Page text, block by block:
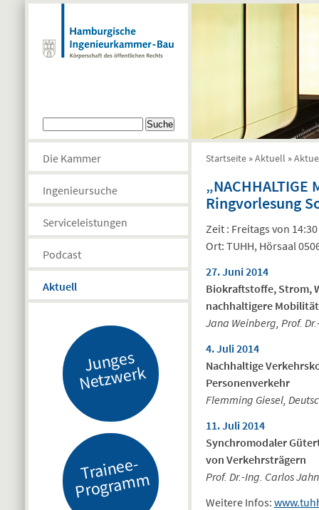
Direkt zum Inhalt
Suchformular
Die Kammer
Ingenieursuche
Serviceleistungen
Podcast
Aktuell
J
u
n
g
es
N
etz
w
er
k
Tr
ai
n
e
e-
Pr
o
gr
a
m
m
Startseite »Aktuell »
Ringvorlesung
Zeit : Freitags von
Ort: TUHH, Hörsaal
27. Juni 2014
Biokraftstoffe, Strom,
nachhaltigere
Jana Weinberg, Prof.
4. Juli 2014
Nachhaltige
Personenverkehr
Flemming Giesel,
11. Juli 2014
Synchromodaler
von Verkehrsträgern
Prof. Dr.-Ing. Carlos
Weitere Infos: